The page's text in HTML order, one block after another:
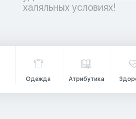
халяльных условиях!
Одежда Атрибутика